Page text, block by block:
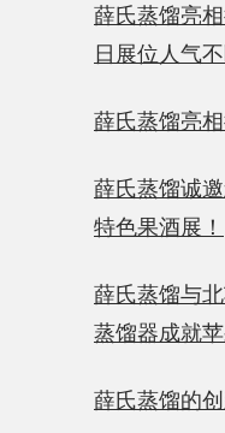
薛氏蒸馏亮
日展位人气不
薛氏蒸馏亮
薛氏蒸馏诚
特色果酒展！
薛氏蒸馏与
蒸馏器成就
薛氏蒸馏的